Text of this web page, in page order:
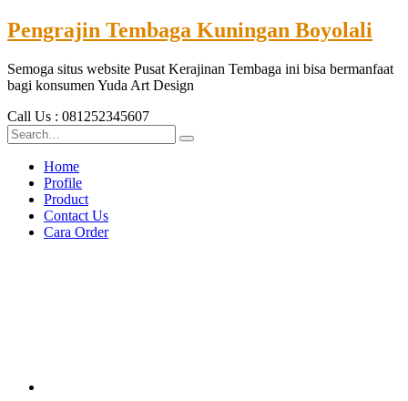
Pengrajin Tembaga Kuningan Boyolali
Semoga situs website Pusat Kerajinan Tembaga ini bisa bermanfaat
bagi konsumen Yuda Art Design
Call Us : 081252345607
Home
Profile
Product
Contact Us
Cara Order